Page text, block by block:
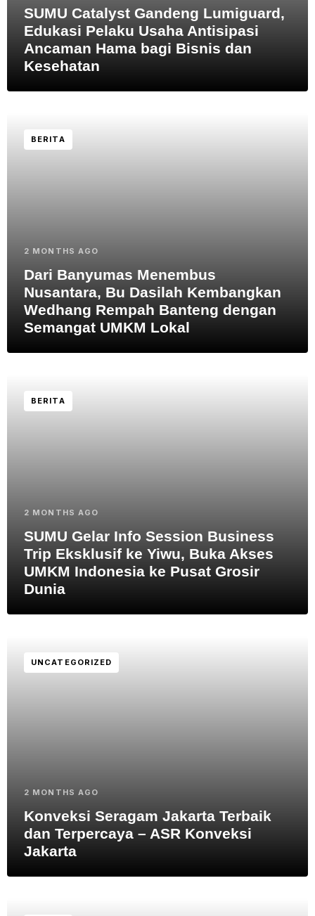
SUMU Catalyst Gandeng Lumiguard,
Edukasi Pelaku Usaha Antisipasi
Ancaman Hama bagi Bisnis dan
Kesehatan
BERITA
2 MONTHS AGO
Dari Banyumas Menembus
Nusantara, Bu Dasilah Kembangkan
Wedhang Rempah Banteng dengan
Semangat UMKM Lokal
BERITA
2 MONTHS AGO
SUMU Gelar Info Session Business
Trip Eksklusif ke Yiwu, Buka Akses
UMKM Indonesia ke Pusat Grosir
Dunia
UNCATEGORIZED
2 MONTHS AGO
Konveksi Seragam Jakarta Terbaik
dan Terpercaya – ASR Konveksi
Jakarta